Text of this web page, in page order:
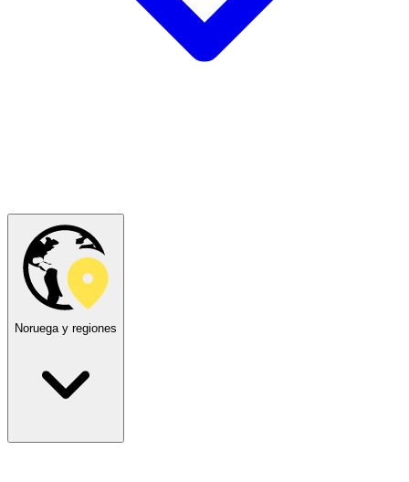
Noruega y regiones